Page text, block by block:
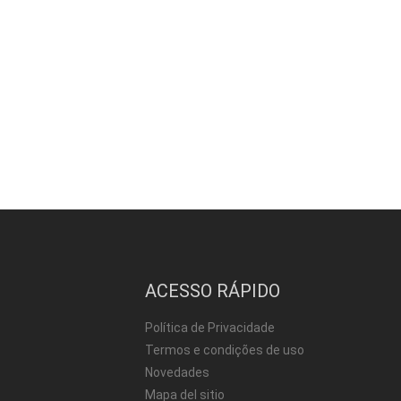
ACESSO RÁPIDO
Política de Privacidade
Termos e condições de uso
Novedades
Mapa del sitio